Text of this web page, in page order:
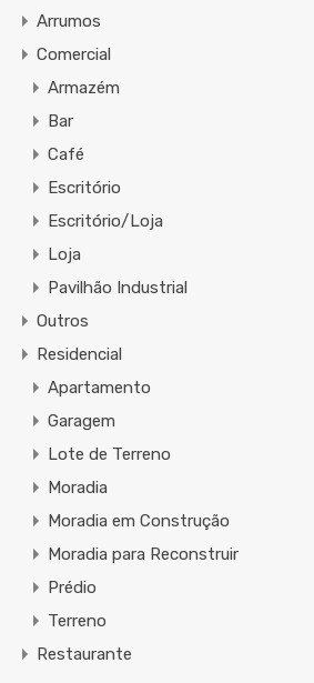
Arrumos
Comercial
Armazém
Bar
Café
Escritório
Escritório/Loja
Loja
Pavilhão Industrial
Outros
Residencial
Apartamento
Garagem
Lote de Terreno
Moradia
Moradia em Construção
Moradia para Reconstruir
Prédio
Terreno
Restaurante